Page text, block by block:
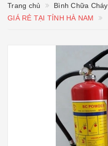
Trang chủ Bình Chữa Cháy
GIÁ RẺ TẠI TỈNH HÀ NAM